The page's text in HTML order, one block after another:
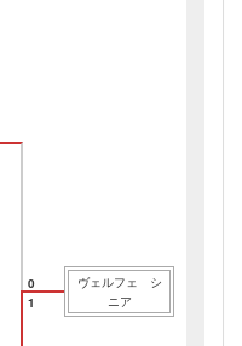
0
1
ヴェルフェ シ
ニア